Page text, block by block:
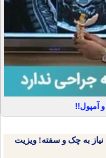
آمپول!!
نیاز به چک و سفته! ویزیت